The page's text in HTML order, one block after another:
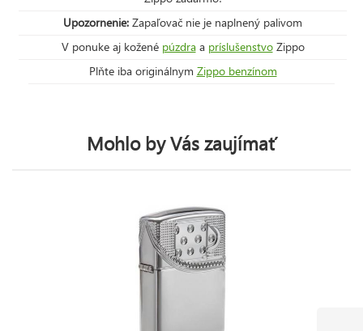
Upozornenie: Zapaľovač nie je naplnený palivom
V ponuke aj kožené púzdraa príslušenstvoZippo
Plňte iba originálnym Zippo benzínom
Mohlo by Vás zaujímať